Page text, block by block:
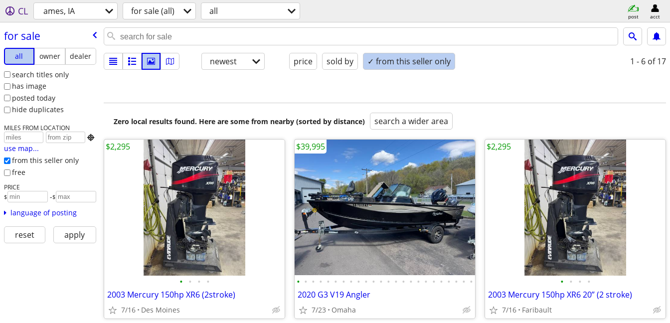
CL ames, IA for sale (all) all post acct
for sale
all owner
dealer
search titles only
has image
posted today
hide duplicates
MILES FROM LOCATION

use map...
from this seller only
free
PRICE
$ -$
language of posting
reset apply
newest price sold by ✓ from this seller only 1 - 6 of 17
Zero local results found. Here are some from nearby (sorted by distance) search a wider area
• • • •
2003 Mercury 150hp XR6 (2stroke)
7/16 Des Moines
$2,295
• • • • • • • • • • • • • • • • • • • • • • • •
2020 G3 V19 Angler
7/23 Omaha
$39,995
• • • •
2003 Mercury 150hp XR6 20” (2 stroke)
7/16 Faribault
$2,295